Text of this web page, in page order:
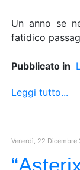
Un anno se
fatidico
Pubblicato in
Leggi tutto...
Venerdì, 22 Dicembre